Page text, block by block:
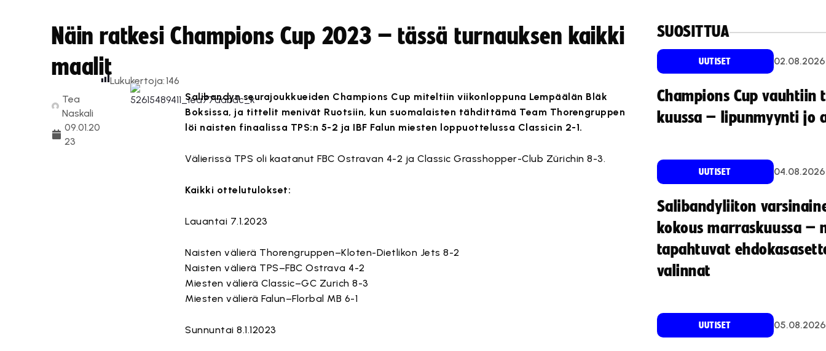
Näin ratkesi Champions Cup 2023 – tässä turnauksen kaikki
maalit
Tea
Naskali
09.01.20
23
Lukukertoja:146
Salibandyn seurajoukkueiden Champions Cup miteltiin viikonloppuna Lempäälän Bläk
Boksissa, ja tittelit menivät Ruotsiin, kun suomalaisten tähdittämä Team Thorengruppen
löi naisten finaalissa TPS:n 5-2 ja IBF Falun miesten loppuottelussa Classicin 2-1.
Välierissä TPS oli kaatanut FBC Ostravan 4-2 ja Classic Grasshopper-Club Zürichin 8-3.
Kaikki ottelutulokset:
Lauantai 7.1.2023
Naisten välierä Thorengruppen–Kloten-Dietlikon Jets 8-2
Naisten välierä TPS–FBC Ostrava 4-2
Miesten välierä Classic–GC Zurich 8-3
Miesten välierä Falun–Florbal MB 6-1
Sunnuntai 8.1.12023
SUOSITTUA
UUTISET 02.08.2026
Champions Cup vauhtiin
kuussa – lipunmyynti jo
UUTISET 04.08.2026
Salibandyliiton
kokous marraskuussa –
tapahtuvat
valinnat
UUTISET 05.08.2026